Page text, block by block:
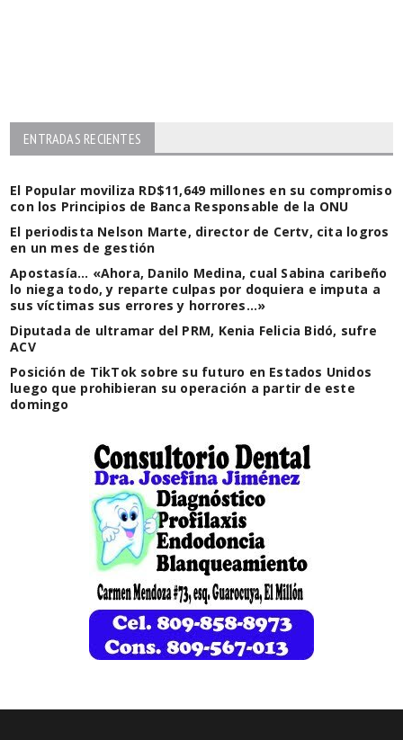
ENTRADAS RECIENTES
El Popular moviliza RD$11,649 millones en su compromiso
con los Principios de Banca Responsable de la ONU
El periodista Nelson Marte, director de Certv, cita logros
en un mes de gestión
Apostasía… «Ahora, Danilo Medina, cual Sabina caribeño
lo niega todo, y reparte culpas por doquiera e imputa a
sus víctimas sus errores y horrores…»
Diputada de ultramar del PRM, Kenia Felicia Bidó, sufre
ACV
Posición de TikTok sobre su futuro en Estados Unidos
luego que prohibieran su operación a partir de este
domingo